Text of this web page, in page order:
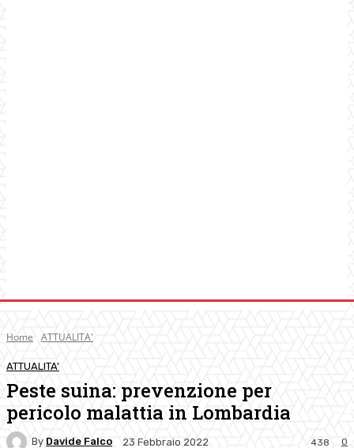
Home ATTUALITA'
ATTUALITA'
Peste suina: prevenzione per
pericolo malattia in Lombardia
By Davide Falco 23 Febbraio 2022 0
438